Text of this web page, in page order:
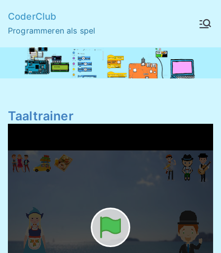
content
CoderClub
Programmeren als spel
Taaltrainer